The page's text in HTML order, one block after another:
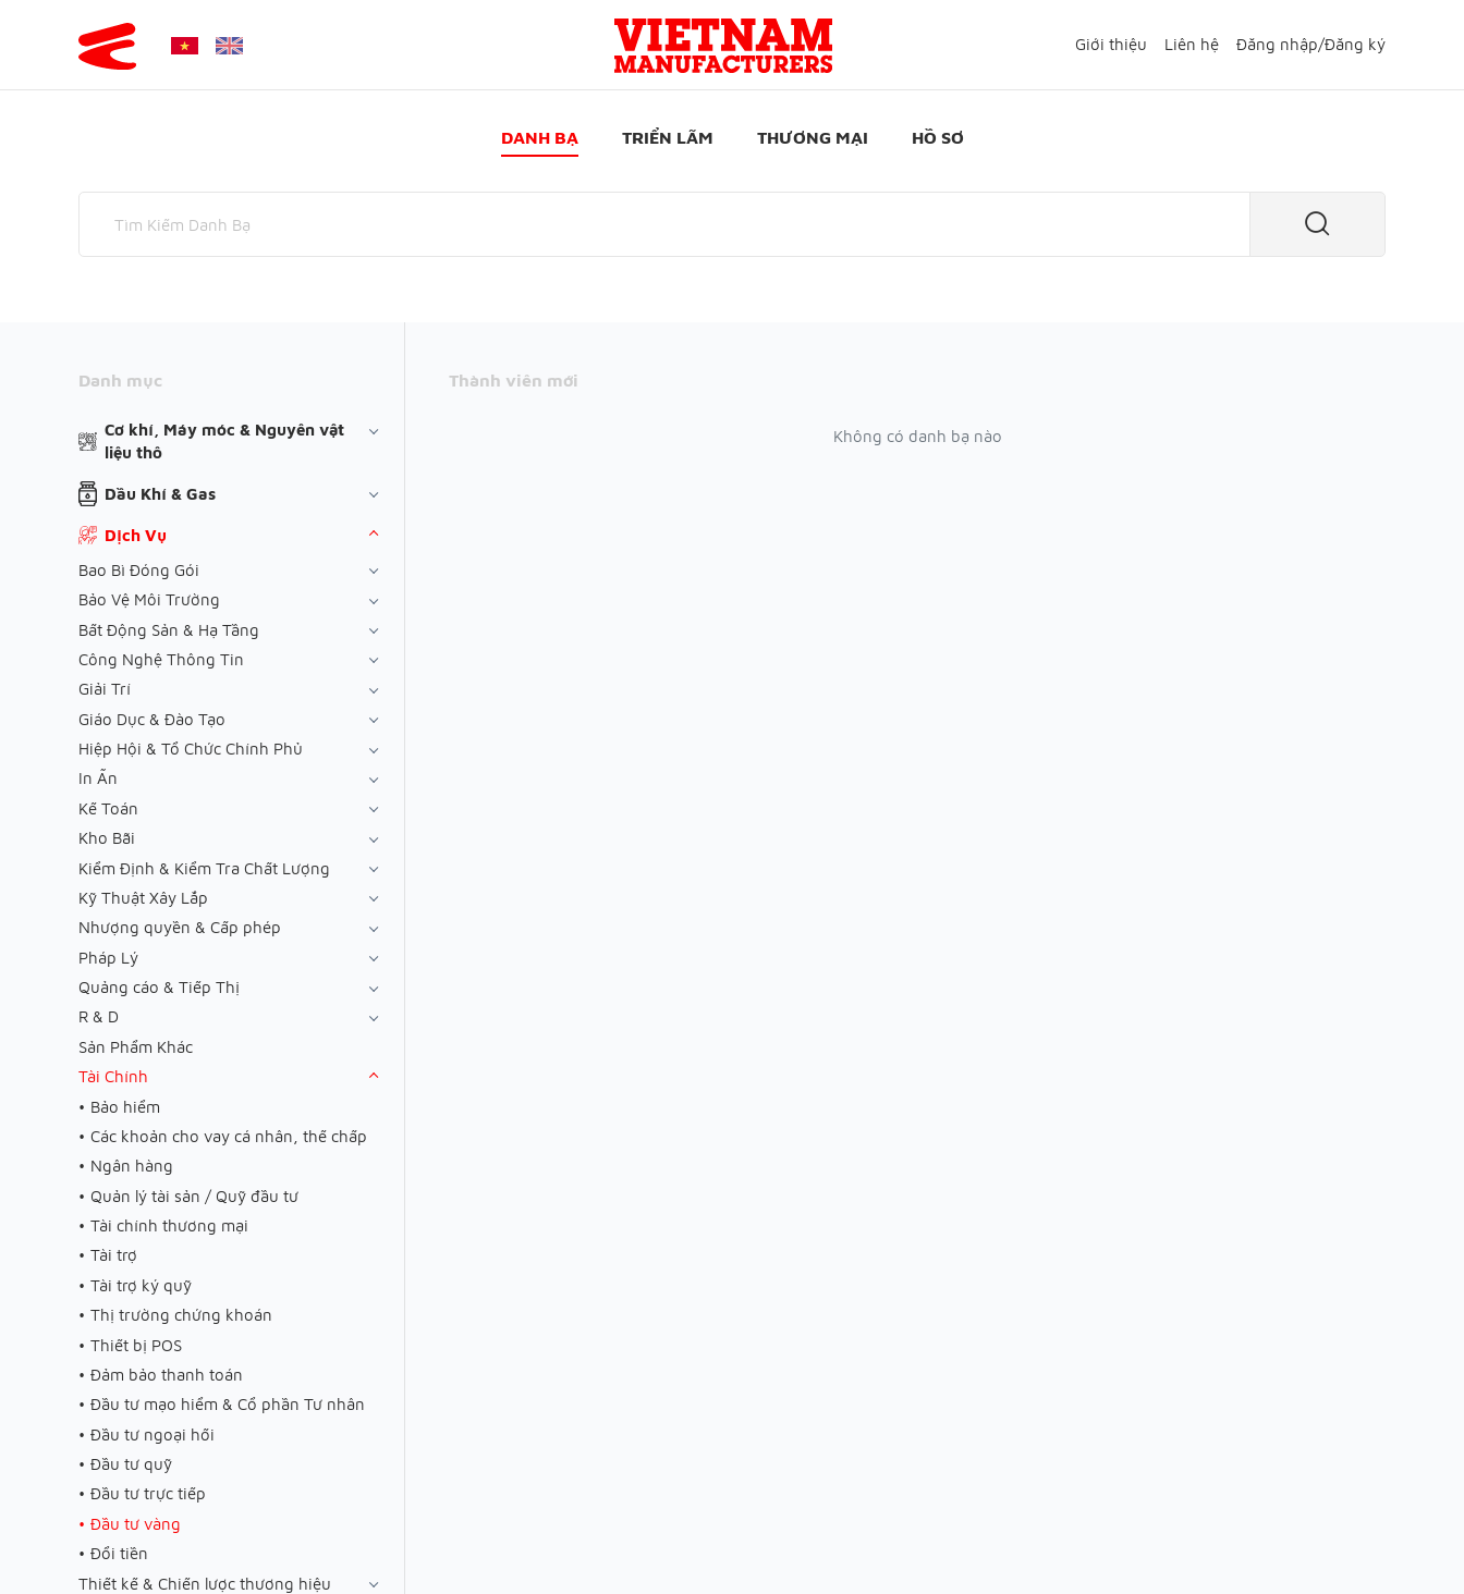
Giới thiệu Liên hệ Đăng nhập/Đăng ký
DANH BẠ TRIỂN LÃM THƯƠNG MẠI HỒ SƠ
Danh mục
Cơ khí, Máy móc & Nguyên vật
liệu thô
Dầu Khí & Gas
Dịch Vụ
Bao Bì Đóng Gói
Bảo Vệ Môi Trường
Bất Động Sản & Hạ Tầng
Công Nghệ Thông Tin
Giải Trí
Giáo Dục & Đào Tạo
Hiệp Hội & Tổ Chức Chính Phủ
In Ấn
Kế Toán
Kho Bãi
Kiểm Định & Kiểm Tra Chất Lượng
Kỹ Thuật Xây Lắp
Nhượng quyền & Cấp phép
Pháp Lý
Quảng cáo & Tiếp Thị
R & D
Sản Phẩm Khác
Tài Chính
Bảo hiểm
Các khoản cho vay cá nhân, thế chấp
Ngân hàng
Quản lý tài sản / Quỹ đầu tư
Tài chính thương mại
Tài trợ
Tài trợ ký quỹ
Thị trường chứng khoán
Thiết bị POS
Đảm bảo thanh toán
Đầu tư mạo hiểm & Cổ phần Tư nhân
Đầu tư ngoại hối
Đầu tư quỹ
Đầu tư trực tiếp
Đầu tư vàng
Đổi tiền
Thiết kế & Chiến lược thương hiệu
Thành viên mới
Không có danh bạ nào